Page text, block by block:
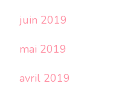
juin 2019
mai 2019
avril 2019